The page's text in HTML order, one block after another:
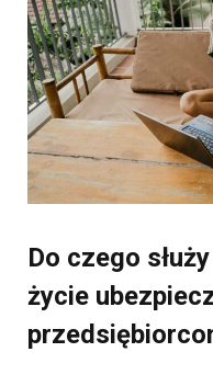
Do czego
życie